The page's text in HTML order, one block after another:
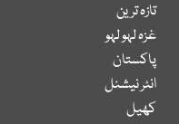
تازہ ترین
غزہ لہو لہو
پاکستان
انٹر نیشنل
کھیل